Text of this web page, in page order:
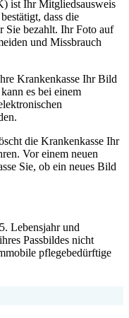
ist Ihr Mitgliedsausweis
dass die
Sie bezahlt. Ihr Foto auf
und Missbrauch
Krankenkasse Ihr Bild
es bei einem
die Krankenkasse Ihr
Vor einem neuen
Sie, ob ein neues Bild
Lebensjahr und
Passbildes nicht
pflegebedürftige